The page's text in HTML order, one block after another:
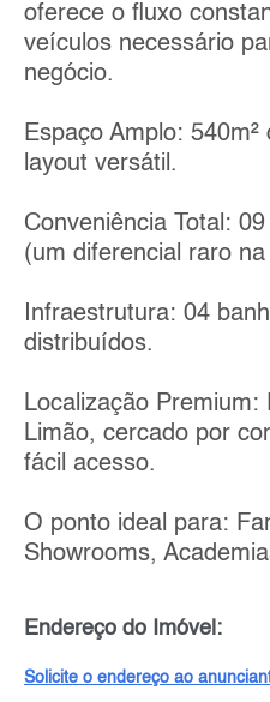
oferece o fluxo
veículos necessário
negócio.
Espaço Amplo:
layout versátil.
Conveniência Total:
(um diferencial raro na
Infraestrutura: 04
distribuídos.
Localização
Limão, cercado por
fácil acesso.
O ponto ideal para:
Showrooms,
Endereço do Imóvel:
Solicite o endereço ao